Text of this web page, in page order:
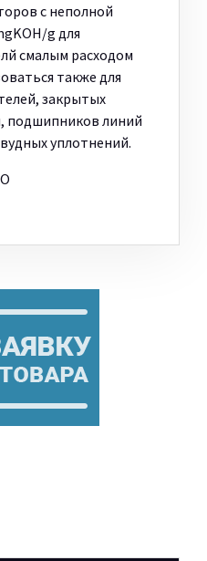
с неполной
g для
смалым расходом
также для
закрытых
подшипников линий
уплотнений.